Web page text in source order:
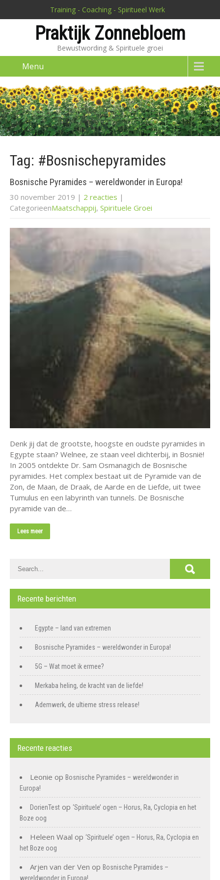
Training - Coaching - Spiritueel Werk
Praktijk Zonnebloem
Bewustwording & Spirituele groei
Menu
Tag: #Bosnischepyramides
Bosnische Pyramides – wereldwonder in Europa!
30 november 2019 | 2 reacties |
CategorieenMaatschappij, Spirituele Groei
Denk jij dat de grootste, hoogste en oudste pyramides in
Egypte staan? Welnee, ze staan veel dichterbij, in Bosnië!
In 2005 ontdekte Dr. Sam Osmanagich de Bosnische
pyramides. Het complex bestaat uit de Pyramide van de
Zon, de Maan, de Draak, de Aarde en de Liefde, uit twee
Tumulus en een labyrinth van tunnels. De Bosnische
pyramide van de…
Lees meer
Recente berichten
Egypte – land van extremen
Bosnische Pyramides – wereldwonder in Europa!
5G – Wat moet ik ermee?
Merkaba heling, de kracht van de liefde!
Ademwerk, de ultieme stress release!
Recente reacties
Leonie op Bosnische Pyramides – wereldwonder in
Europa!
DorienTest op ‘Spirituele’ ogen – Horus, Ra, Cyclopia en het
Boze oog
Heleen Waal op ‘Spirituele’ ogen – Horus, Ra, Cyclopia en
het Boze oog
Arjen van der Ven op Bosnische Pyramides –
wereldwonder in Europa!